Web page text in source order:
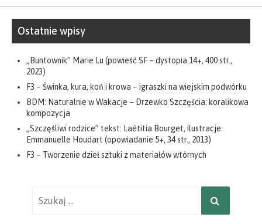
Ostatnie wpisy
„Buntownik” Marie Lu (powieść SF – dystopia 14+, 400 str.,
2023)
F3 – Świnka, kura, koń i krowa – igraszki na wiejskim podwórku
BDM: Naturalnie w Wakacje – Drzewko Szczęścia: koralikowa
kompozycja
„Szczęśliwi rodzice” tekst: Laëtitia Bourget, ilustracje:
Emmanuelle Houdart (opowiadanie 5+, 34 str., 2013)
F3 – Tworzenie dzieł sztuki z materiałów wtórnych
SZUKAJ